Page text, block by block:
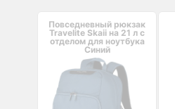
Повседневный рюкзак
Travelite Skaii на 21 л с
отделом для ноутбука
Синий